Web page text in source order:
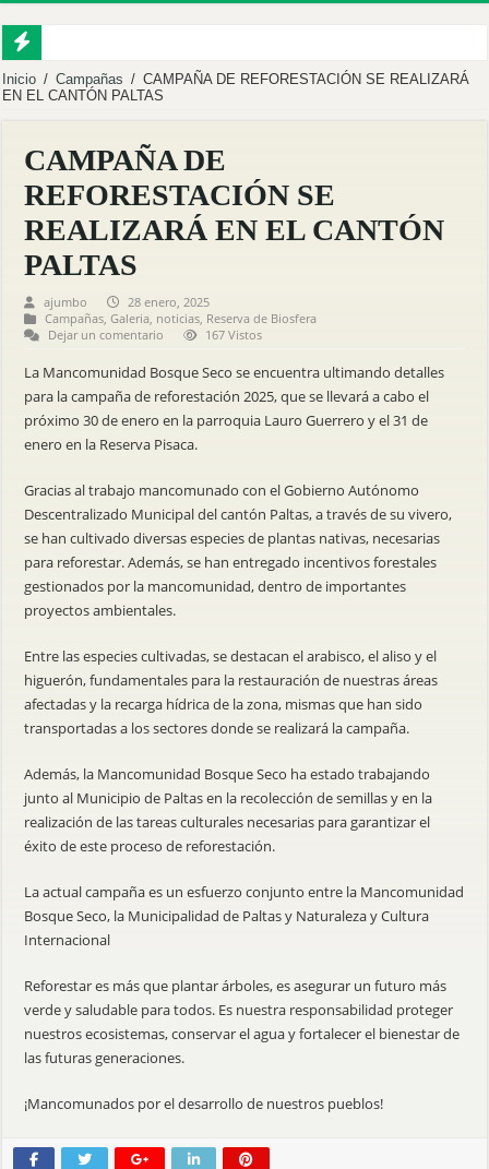
Mancomunidad Bosque Seco participa en la construcción de una estrategia
MACARÁ IMPULSA LA TRANSFORMACIÓN DIGITAL CON EL
PALTAS FUE SEDE DEL FORO DE GOBERNANZA HÍDRICA Y GESTIÓN
MÁS DE 60 PRODUCTORES FORTALECEN SU PRODUCCIÓN CON
MBS INVITA A LA DELIVERACIÓN PÚBLICA PARA EL PROCESO DE
Reforestamos para cuidar la vida.
Mancomunidad Bosque Seco y Universidad Nacional de Loja fortalecen el
Inicio / Campañas / CAMPAÑA DE REFORESTACIÓN SE REALIZARÁ
EN EL CANTÓN PALTAS
CAMPAÑA DE
REFORESTACIÓN SE
REALIZARÁ EN EL CANTÓN
PALTAS
ajumbo
28 enero, 2025
Campañas,Galeria, noticias, Reserva de Biosfera
Dejar un comentario
167 Vistos
La Mancomunidad Bosque Seco se encuentra ultimando detalles
para la campaña de reforestación 2025, que se llevará a cabo el
próximo 30 de enero en la parroquia Lauro Guerrero y el 31 de
enero en la Reserva Pisaca.
Gracias al trabajo mancomunado con el Gobierno Autónomo
Descentralizado Municipal del cantón Paltas, a través de su vivero,
se han cultivado diversas especies de plantas nativas, necesarias
para reforestar. Además, se han entregado incentivos forestales
gestionados por la mancomunidad, dentro de importantes
proyectos ambientales.
Entre las especies cultivadas, se destacan el arabisco, el aliso y el
higuerón, fundamentales para la restauración de nuestras áreas
afectadas y la recarga hídrica de la zona, mismas que han sido
transportadas a los sectores donde se realizará la campaña.
Además, la Mancomunidad Bosque Seco ha estado trabajando
junto al Municipio de Paltas en la recolección de semillas y en la
realización de las tareas culturales necesarias para garantizar el
éxito de este proceso de reforestación.
La actual campaña es un esfuerzo conjunto entre la Mancomunidad
Bosque Seco, la Municipalidad de Paltas y Naturaleza y Cultura
Internacional
Reforestar es más que plantar árboles, es asegurar un futuro más
verde y saludable para todos. Es nuestra responsabilidad proteger
nuestros ecosistemas, conservar el agua y fortalecer el bienestar de
las futuras generaciones.
¡Mancomunados por el desarrollo de nuestros pueblos!